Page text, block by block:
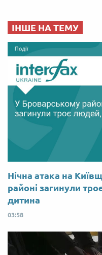
ІНШЕ НА ТЕМУ
Нічна атака на
районі загинули
дитина
03:58